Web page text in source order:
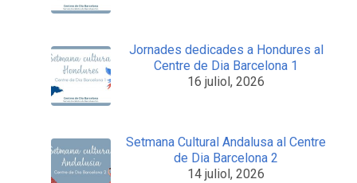
Jornades dedicades a Hondures al
Centre de Dia Barcelona 1
16 juliol, 2026
Setmana Cultural Andalusa al Centre
de Dia Barcelona 2
14 juliol, 2026